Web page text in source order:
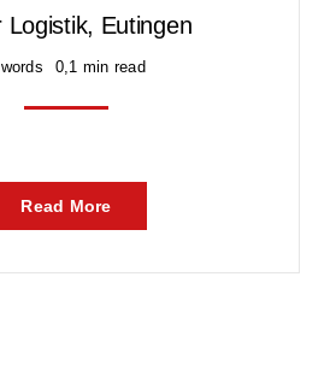
Logistik, Eutingen
0,1 min read
Read More